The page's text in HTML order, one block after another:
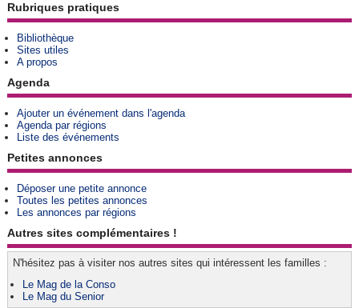
Rubriques pratiques
Bibliothèque
Sites utiles
A propos
Agenda
Ajouter un événement dans l'agenda
Agenda par régions
Liste des événements
Petites annonces
Déposer une petite annonce
Toutes les petites annonces
Les annonces par régions
Autres sites complémentaires !
N'hésitez pas à visiter nos autres sites qui intéressent les familles :
Le Mag de la Conso
Le Mag du Senior